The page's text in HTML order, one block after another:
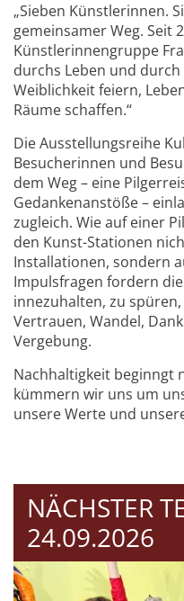
„Sieben Künstlerinnen.
gemeinsamer Weg. Seit
Künstlerinnengruppe
durchs Leben und
Weiblichkeit feiern,
Räume schaffen.“
Die Ausstellungsreihe
Besucherinnen und
dem Weg – eine
Gedankenanstöße –
zugleich. Wie auf einer
den Kunst-Stationen
Installationen, sondern
Impulsfragen fordern
innezuhalten, zu
Vertrauen, Wandel,
Vergebung.
Nachhaltigkeit beginngt
kümmern wir uns um
unsere Werte und
NÄCHSTER
24.09.2026